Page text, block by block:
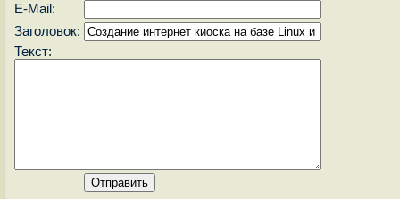
E-Mail:
Заголовок:
Текст: